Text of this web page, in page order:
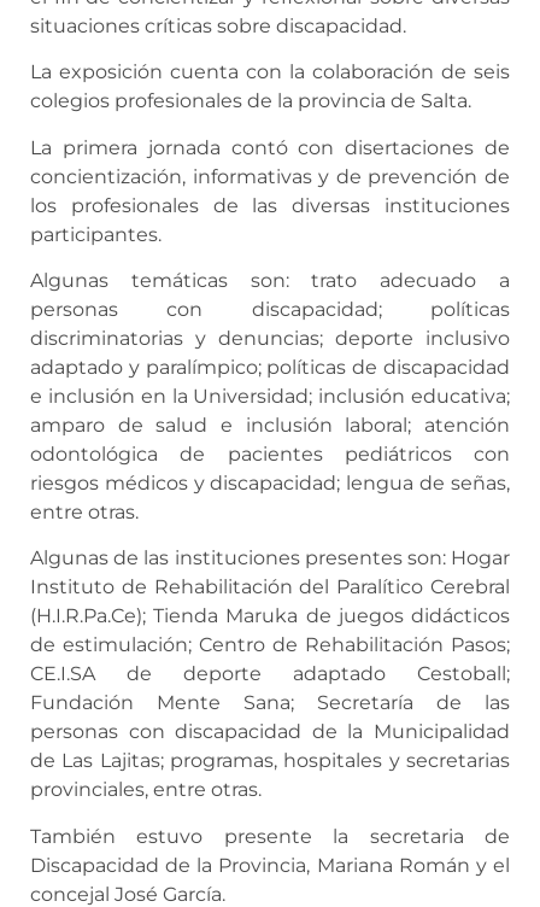
situaciones críticas sobre discapacidad.
La exposición cuenta con la colaboración de seis
colegios profesionales de la provincia de Salta.
La primera jornada contó con disertaciones de
concientización, informativas y de prevención de
los profesionales de las diversas instituciones
participantes.
Algunas temáticas son: trato adecuado a
personas con discapacidad; políticas
discriminatorias y denuncias; deporte inclusivo
adaptado y paralímpico; políticas de discapacidad
e inclusión en la Universidad; inclusión educativa;
amparo de salud e inclusión laboral; atención
odontológica de pacientes pediátricos con
riesgos médicos y discapacidad; lengua de señas,
entre otras.
Algunas de las instituciones presentes son: Hogar
Instituto de Rehabilitación del Paralítico Cerebral
(H.I.R.Pa.Ce); Tienda Maruka de juegos didácticos
de estimulación; Centro de Rehabilitación Pasos;
CE.I.SA de deporte adaptado Cestoball;
Fundación Mente Sana; Secretaría de las
personas con discapacidad de la Municipalidad
de Las Lajitas; programas, hospitales y secretarias
provinciales, entre otras.
También estuvo presente la secretaria de
Discapacidad de la Provincia, Mariana Román y el
concejal José García.